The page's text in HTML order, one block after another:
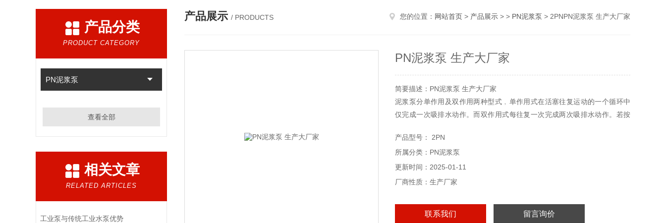
产品分类
PRODUCT CATEGORY
PN泥浆泵
查看全部
相关文章
RELATED ARTICLES
工业泵与传统工业水泵优势
产品展示 / PRODUCTS 您的位置： 网站首页 > 产品展示 > > PN泥浆泵 > 2PNPN泥浆泵 生产大厂家
PN泥浆泵 生产大厂家
简要描述：PN泥浆泵 生产大厂家
泥浆泵分单作用及双作用两种型式﹐单作用式在活塞往复运动的一个循环中
仅完成一次吸排水动作。而双作用式每往复一次完成两次吸排水动作。若按
产品型号： 2PN
所属分类：PN泥浆泵
更新时间：2025-01-11
厂商性质：生产厂家
联系我们 留言询价